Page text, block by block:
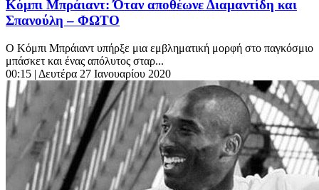
Κόμπι Μπράιαντ: Όταν αποθέωνε Διαμαντίδη και
Σπανούλη – ΦΩΤΟ
Ο Κόμπι Μπράιαντ υπήρξε μια εμβληματική μορφή στο παγκόσμιο
μπάσκετ και ένας απόλυτος σταρ...
00:15 | Δευτέρα 27 Ιανουαρίου 2020